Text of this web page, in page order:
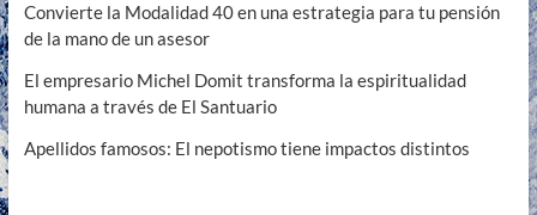
Convierte la Modalidad 40 en una estrategia para tu pensión
de la mano de un asesor
El empresario Michel Domit transforma la espiritualidad
humana a través de El Santuario
Apellidos famosos: El nepotismo tiene impactos distintos